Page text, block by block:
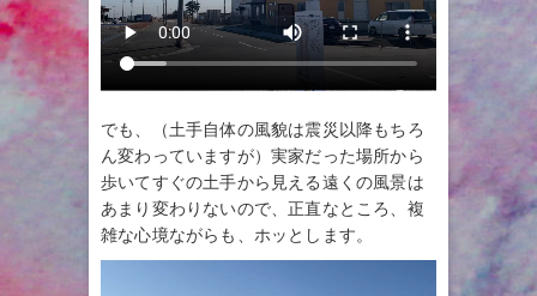
でも、（土手自体の風貌は震災以降もちろ
ん変わっていますが）実家だった場所から
歩いてすぐの土手から見える遠くの風景は
あまり変わりないので、正直なところ、複
雑な心境ながらも、ホッとします。